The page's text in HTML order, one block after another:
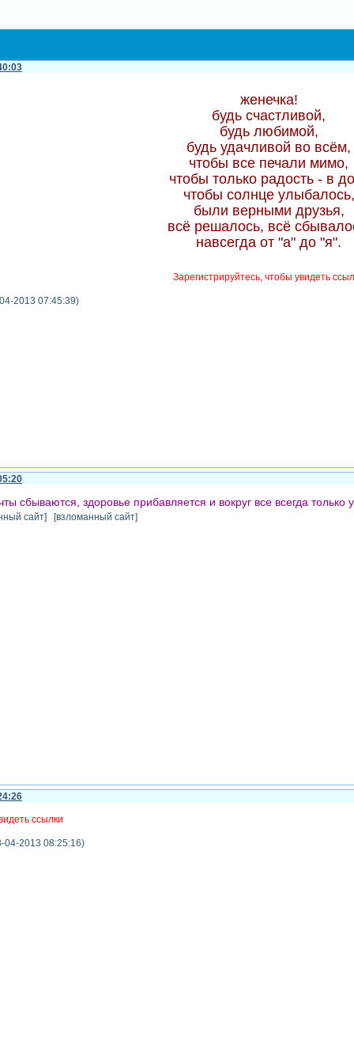
женечка!
будь счастливой,
будь любимой,
будь удачливой во всём,
чтобы все печали мимо,
чтобы только радость - в
чтобы солнце улыбалось,
были верными друзья,
всё решалось, всё
навсегда от "а" до "я".
Зарегистрируйтесь, чтобы увидеть
2013 07:45:39)
сбываются, здоровье прибавляется и вокруг все всегда только
сайт] [взломанный сайт]
ссылки
04-2013 08:25:16)